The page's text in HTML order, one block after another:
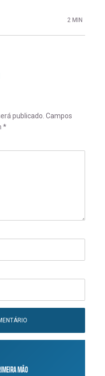
2 MIN
publicado. Campos
*
MÃO